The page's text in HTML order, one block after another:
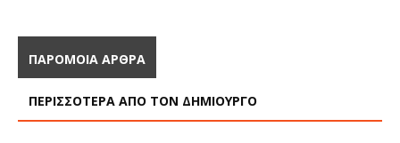
ΠΑΡΟΜΟΙΑ ΑΡΘΡΑ
ΠΕΡΙΣΣΟΤΕΡΑ ΑΠΟ ΤΟΝ ΔΗΜΙΟΥΡΓΟ